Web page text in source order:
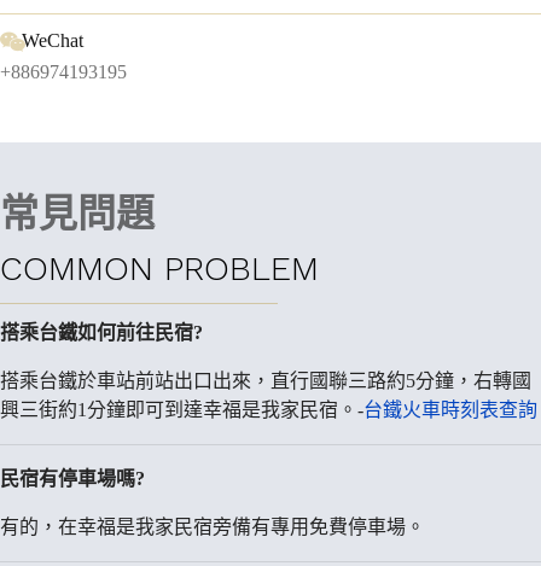
WeChat
+886974193195
常見問題
COMMON PROBLEM
搭乘台鐵如何前往民宿?
搭乘台鐵於車站前站出口出來，直行國聯三路約5分鐘，右轉國
興三街約1分鐘即可到達幸福是我家民宿。-台鐵火車時刻表查詢
民宿有停車場嗎?
有的，在幸福是我家民宿旁備有專用免費停車場。